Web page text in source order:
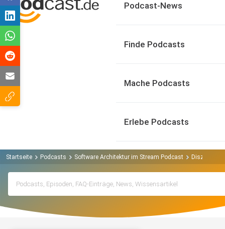
Podcast-News
Finde Podcasts
Mache Podcasts
Erlebe Podcasts
Startseite Podcasts Software Architektur im Stream Podcast